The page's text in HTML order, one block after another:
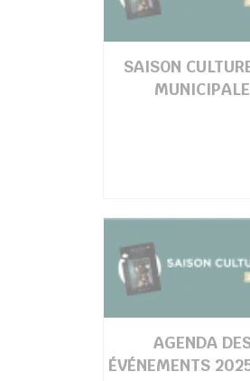
SAISON
MUNICIPALE
AGENDA
ÉVÉNEMENTS